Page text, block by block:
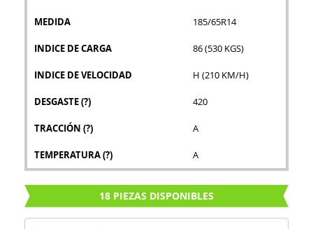
MEDIDA 185/65R14
INDICE DE CARGA 86 (530 KGS)
INDICE DE VELOCIDAD H (210 KM/H)
DESGASTE(?) 420
TRACCIÓN (?) A
TEMPERATURA(?) A
18 PIEZAS DISPONIBLES